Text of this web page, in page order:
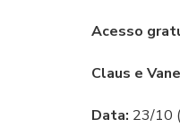
Acesso
Claus e
Data: 23/10